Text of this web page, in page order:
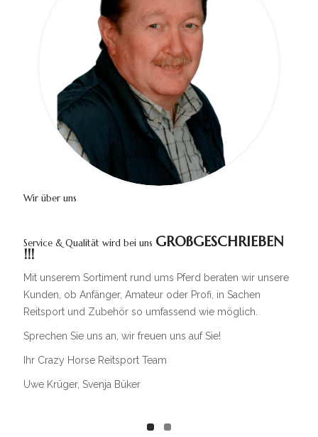
Wir über uns
Service & Qualität wird bei uns GROßGESCHRIEBEN
!!!
Mit unserem Sortiment rund ums Pferd beraten wir unsere
Kunden, ob Anfänger, Amateur oder Profi, in Sachen
Reitsport und Zubehör so umfassend wie möglich.
Sprechen Sie uns an, wir freuen uns auf Sie!
Ihr Crazy Horse Reitsport Team
Uwe Krüger, Svenja Büker